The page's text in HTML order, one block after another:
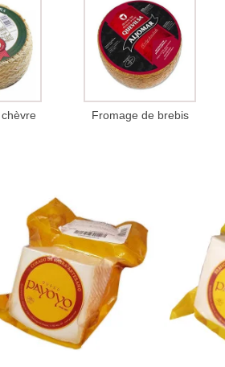
Fromage de brebis